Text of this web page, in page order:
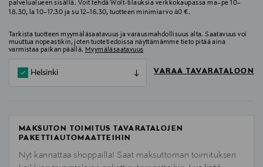
palvelualueen sisällä. Voit tehdä Wolt-tilauksia verkkokaupassa ma–pe 10–
18.30, la 10–17.30 ja su 12–16.30, tuotteen minimiarvo 40 €.
Tarkista tuotteen myymäläsaatavuus ja varausmahdollisuus alta. Saatavuus voi
muuttua nopeastikin, joten tuotetiedoissa näyttämämme tieto pitää aina
varmistaa paikan päällä. Myymäläsaatavuus
Helsinki VARAA TAVARATALOON
MAKSUTON TOIMITUS TAVARATALOJEN
PAKETTIAUTOMAATTEIHIN
Nyt kannattaa shoppailla! Saat maksuttoman toimituksen